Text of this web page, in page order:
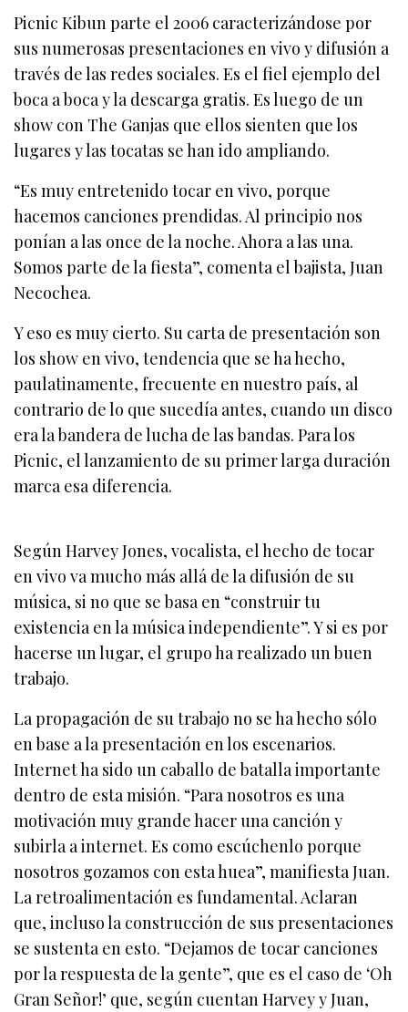
Picnic Kibun parte el 2006 caracterizándose por
sus numerosas presentaciones en vivo y difusión a
través de las redes sociales. Es el fiel ejemplo del
boca a boca y la descarga gratis. Es luego de un
show con The Ganjas que ellos sienten que los
lugares y las tocatas se han ido ampliando.
“Es muy entretenido tocar en vivo, porque
hacemos canciones prendidas. Al principio nos
ponían a las once de la noche. Ahora a las una.
Somos parte de la fiesta”, comenta el bajista, Juan
Necochea.
Y eso es muy cierto. Su carta de presentación son
los show en vivo, tendencia que se ha hecho,
paulatinamente, frecuente ennuestro país, al
contrario de lo que sucedía antes, cuando un disco
era la bandera de lucha de las bandas. Para los
Picnic, el lanzamiento de su primer larga duración
marca esa diferencia.
Según Harvey Jones, vocalista, el hecho de tocar
en vivo va mucho más allá de la difusión de su
música, si no que se basa en “construir tu
existencia en la música independiente”. Y si es por
hacerse un lugar, el grupo ha realizado un buen
trabajo.
La propagación de su trabajo no se ha hecho sólo
en base a la presentación en los escenarios.
Internet ha sido un caballo de batalla importante
dentro de esta misión. “Para nosotros es una
motivación muy grande hacer una canción y
subirla a internet. Es como escúchenlo porque
nosotros gozamos con esta huea”, manifiesta Juan.
La retroalimentación es fundamental. Aclaran
que, incluso la construcción de sus presentaciones
se sustenta en esto. “Dejamos de tocar canciones
por la respuesta de la gente”, que es el caso de ‘Oh
Gran Señor!’ que, según cuentan Harvey y Juan,